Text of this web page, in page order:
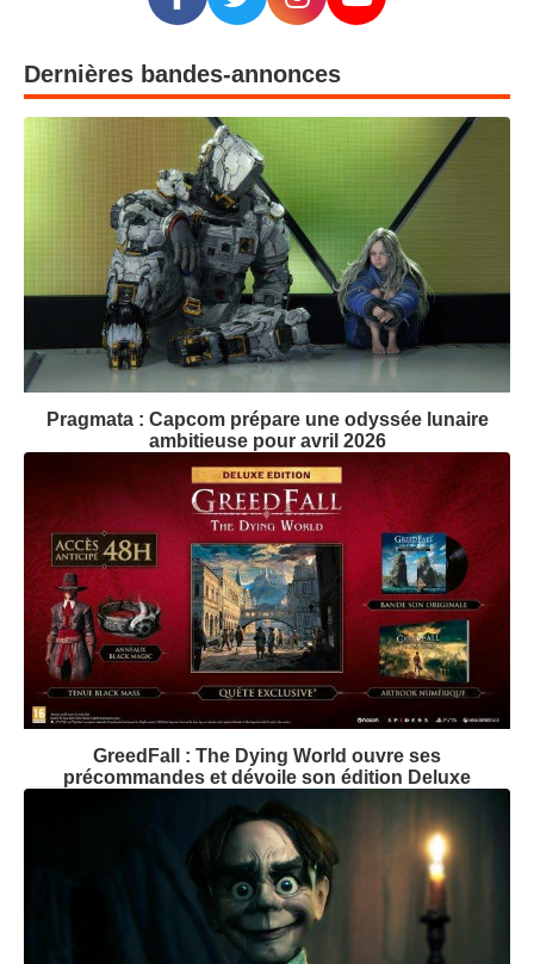
Dernières bandes-annonces
Pragmata : Capcom prépare une odyssée lunaire
ambitieuse pour avril 2026
GreedFall : The Dying World ouvre ses
précommandes et dévoile son édition Deluxe